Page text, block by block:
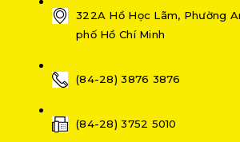
322A Hồ Học Lãm, Phường
phố Hồ Chí Minh
(84-28) 3876 3876
(84-28) 3752 5010